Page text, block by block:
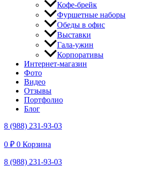
Кофе-брейк
Фуршетные наборы
Обеды в офис
Выставки
Гала-ужин
Корпоративы
Интернет-магазин
Фото
Видео
Отзывы
Портфолио
Блог
8 (988) 231-93-03
0 ₽ 0 Корзина
8 (988) 231-93-03